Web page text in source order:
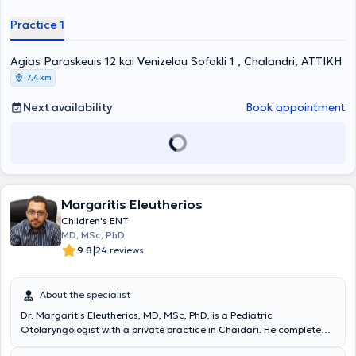
manages cases of vertigo, dizziness, and tinnitus, performs nasal,
pediatric otolaryngology. Finally, she is a member of the Athens
Medical Association, the Hellenic Society of Otorhinolaryngology,
the Hellenic Rhinologic Society, and the European Rhinologic
Society.
Practice 1
Agias Paraskeuis 12 kai Venizelou Sofokli 1 , Chalandri, ΑΤΤΙΚΗ
7,4 km
Next availability Book appointment
Margaritis Eleutherios
Children's ENT
MD, MSc, PhD
9.8|24 reviews
About the specialist
Dr. Margaritis Eleutherios, MD, MSc, PhD, is a Pediatric
Otolaryngologist with a private practice in Chaidari. He completed